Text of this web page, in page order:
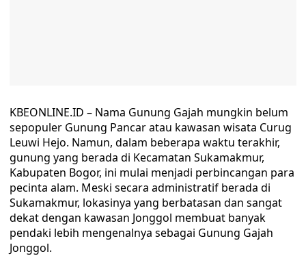
KBEONLINE.ID – Nama Gunung Gajah mungkin belum
sepopuler Gunung Pancar atau kawasan wisata Curug
Leuwi Hejo. Namun, dalam beberapa waktu terakhir,
gunung yang berada di Kecamatan Sukamakmur,
Kabupaten Bogor, ini mulai menjadi perbincangan para
pecinta alam. Meski secara administratif berada di
Sukamakmur, lokasinya yang berbatasan dan sangat
dekat dengan kawasan Jonggol membuat banyak
pendaki lebih mengenalnya sebagai Gunung Gajah
Jonggol.